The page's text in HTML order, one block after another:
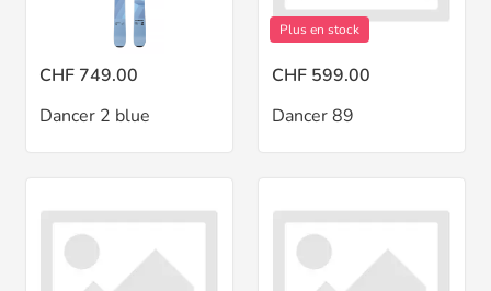
CHF 749.00
Dancer 2 blue
Plus en stock
CHF 599.00
Dancer 89